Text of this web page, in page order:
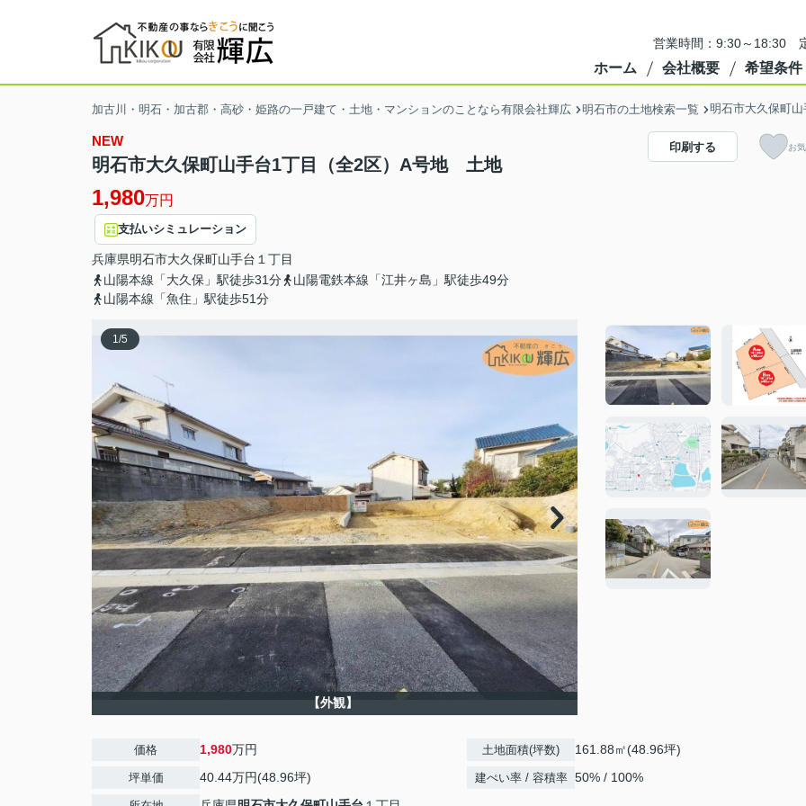
営業時間：9:30～18:30
ホーム 会社概要 希望条件
加古川・明石・加古郡・高砂・姫路の一戸建て・土地・マンションのことなら有限会社輝広 明石市の土地検索一覧 明石市大久保町
NEW
明石市大久保町山手台1丁目（全2区）A号地 土地
1,980万円
支払いシミュレーション
兵庫県明石市大久保町山手台 １丁目
山陽本線「大久保」駅徒歩31分
山陽電鉄本線「江井ヶ島」駅徒歩49分
山陽本線「魚住」駅徒歩51分
印刷する お
1/5
【外観】
価格 1,980万円
坪単価 40.44万円(48.96坪)
土地面積(坪数) 161.88㎡(48.96坪)
建ぺい率 / 容積率 50% / 100%